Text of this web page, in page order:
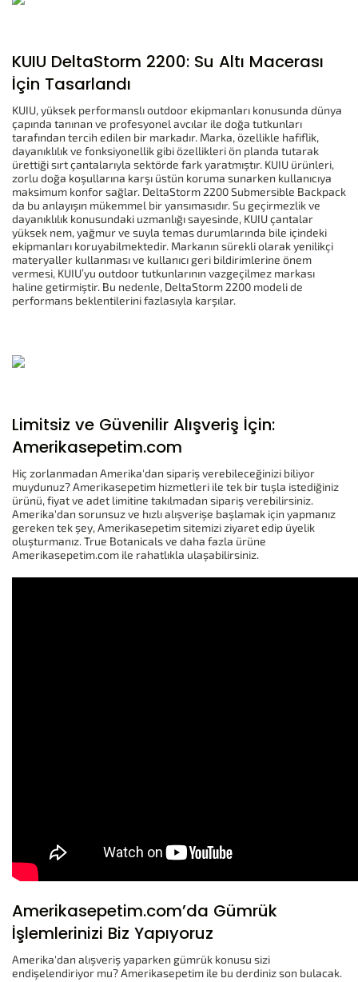
KUIU DeltaStorm 2200: Su Altı Macerası
İçin Tasarlandı
KUIU, yüksek performanslı outdoor ekipmanları konusunda dünya
çapında tanınan ve profesyonel avcılar ile doğa tutkunları
tarafından tercih edilen bir markadır. Marka, özellikle hafiflik,
dayanıklılık ve fonksiyonellik gibi özellikleri ön planda tutarak
ürettiği sırt çantalarıyla sektörde fark yaratmıştır. KUIU ürünleri,
zorlu doğa koşullarına karşı üstün koruma sunarken kullanıcıya
maksimum konfor sağlar. DeltaStorm 2200 Submersible Backpack
da bu anlayışın mükemmel bir yansımasıdır. Su geçirmezlik ve
dayanıklılık konusundaki uzmanlığı sayesinde, KUIU çantalar
yüksek nem, yağmur ve suyla temas durumlarında bile içindeki
ekipmanları koruyabilmektedir. Markanın sürekli olarak yenilikçi
materyaller kullanması ve kullanıcı geri bildirimlerine önem
vermesi, KUIU’yu outdoor tutkunlarının vazgeçilmez markası
haline getirmiştir. Bu nedenle, DeltaStorm 2200 modeli de
performans beklentilerini fazlasıyla karşılar.
Limitsiz ve Güvenilir Alışveriş İçin:
Amerikasepetim.com
Hiç zorlanmadan Amerika'dan sipariş verebileceğinizi biliyor
muydunuz? Amerikasepetim hizmetleri ile tek bir tuşla istediğiniz
ürünü, fiyat ve adet limitine takılmadan sipariş verebilirsiniz.
Amerika'dan sorunsuz ve hızlı alışverişe başlamak için yapmanız
gereken tek şey, Amerikasepetim sitemizi ziyaret edip üyelik
oluşturmanız. True Botanicals ve daha fazla ürüne
Amerikasepetim.com ile rahatlıkla ulaşabilirsiniz.
Amerikasepetim.com’da Gümrük
İşlemlerinizi Biz Yapıyoruz
Amerika'dan alışveriş yaparken gümrük konusu sizi
endişelendiriyor mu? Amerikasepetim ile bu derdiniz son bulacak.